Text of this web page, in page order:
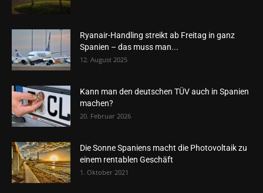
Ryanair-Handling streikt ab Freitag in ganz
Spanien – das muss man...
12. August 2025
Kann man den deutschen TÜV auch in Spanien
machen?
20. Februar 2026
Die Sonne Spaniens macht die Photovoltaik zu
einem rentablen Geschäft
1. Oktober 2021